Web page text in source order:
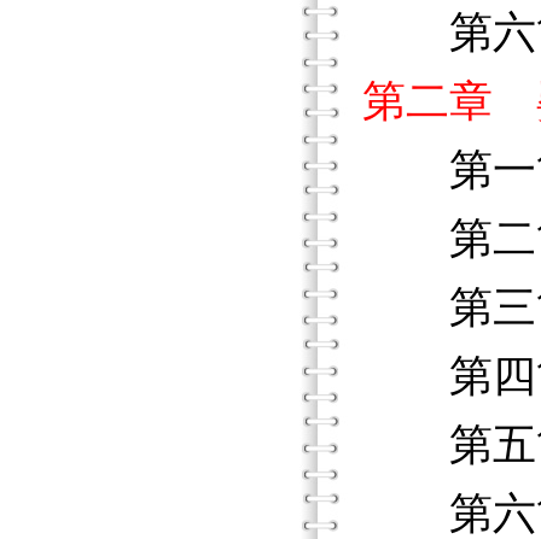
第六
第二章
第一
第二
第三
第四
第五
第六